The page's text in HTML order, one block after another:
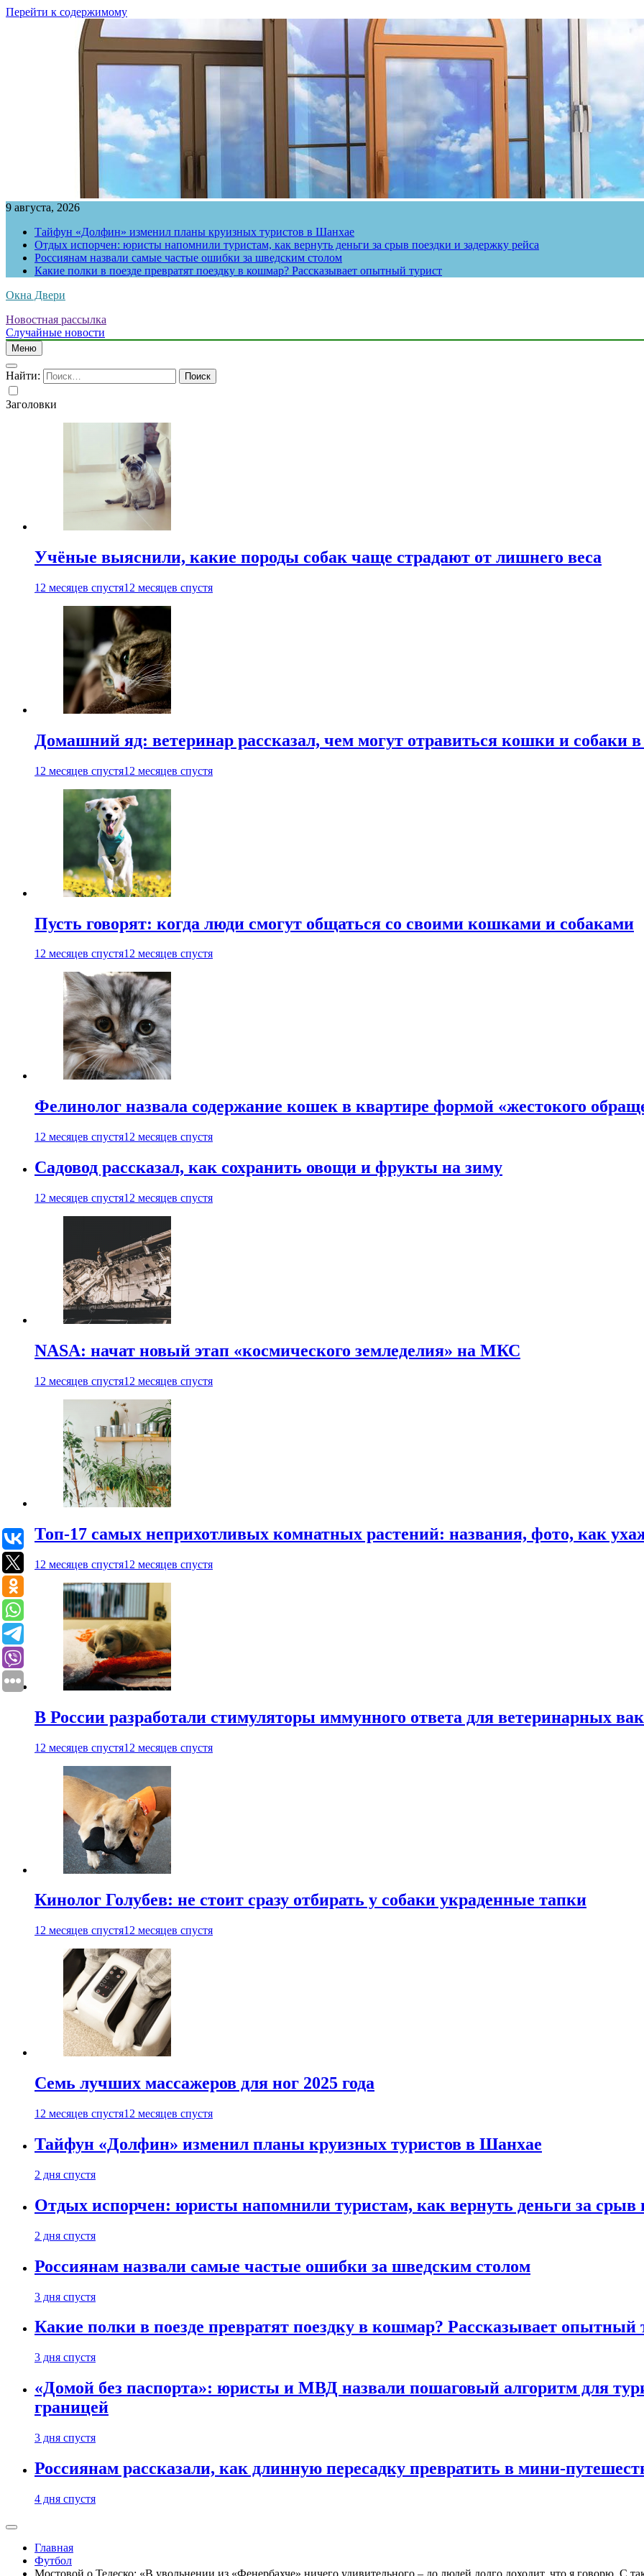
Перейти к содержимому
9 августа, 2026
Тайфун «Долфин» изменил планы круизных туристов в Шанхае
Отдых испорчен: юристы напомнили туристам, как вернуть деньги за срыв поездки и задержку рейса
Россиянам назвали самые частые ошибки за шведским столом
Какие полки в поезде превратят поездку в кошмар? Рассказывает опытный турист
Окна Двери
Новостная рассылка
Случайные новости
Меню
Найти:
Заголовки
Учёные выяснили, какие породы собак чаще страдают от лишнего веса
12 месяцев спустя12 месяцев спустя
Домашний яд: ветеринар рассказал, чем могут отравиться кошки и собаки
12 месяцев спустя12 месяцев спустя
Пусть говорят: когда люди смогут общаться со своими кошками и собаками
12 месяцев спустя12 месяцев спустя
Фелинолог назвала содержание кошек в квартире формой «жестокого
12 месяцев спустя12 месяцев спустя
Садовод рассказал, как сохранить овощи и фрукты на зиму
12 месяцев спустя12 месяцев спустя
NASA: начат новый этап «космического земледелия» на МКС
12 месяцев спустя12 месяцев спустя
Топ-17 самых неприхотливых комнатных растений: названия, фото, как
12 месяцев спустя12 месяцев спустя
В России разработали стимуляторы иммунного ответа для ветеринарных
12 месяцев спустя12 месяцев спустя
Кинолог Голубев: не стоит сразу отбирать у собаки украденные тапки
12 месяцев спустя12 месяцев спустя
Семь лучших массажеров для ног 2025 года
12 месяцев спустя12 месяцев спустя
Тайфун «Долфин» изменил планы круизных туристов в Шанхае
2 дня спустя
Отдых испорчен: юристы напомнили туристам, как вернуть деньги за срыв
2 дня спустя
Россиянам назвали самые частые ошибки за шведским столом
3 дня спустя
Какие полки в поезде превратят поездку в кошмар? Рассказывает опытный
3 дня спустя
«Домой без паспорта»: юристы и МВД назвали пошаговый алгоритм для
границей
3 дня спустя
Россиянам рассказали, как длинную пересадку превратить в мини-
4 дня спустя
Главная
Футбол
Мостовой о Тедеско: «В увольнении из «Фенербахче» ничего удивительного – до людей долго доходит, что я говорю. С